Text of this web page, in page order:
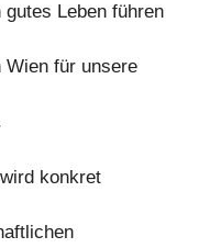
Leben führen
Wien für unsere
konkret